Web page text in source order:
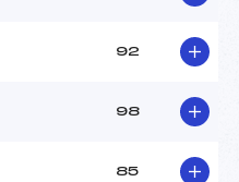
92
98
85